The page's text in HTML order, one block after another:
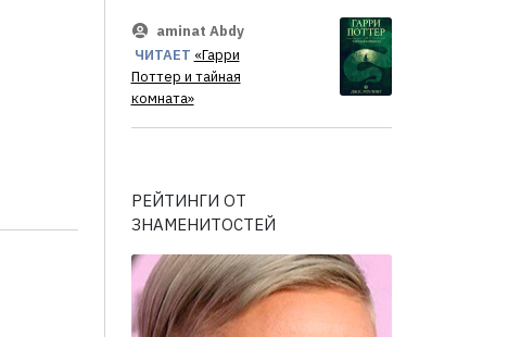
aminat Abdy
ЧИТАЕТ «Гарри
Поттер и тайная
комната»
РЕЙТИНГИ ОТ
ЗНАМЕНИТОСТЕЙ